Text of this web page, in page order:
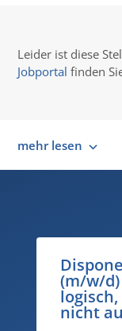
Leider ist diese
Jobportal finden
mehr lesen
(m/w/
nicht